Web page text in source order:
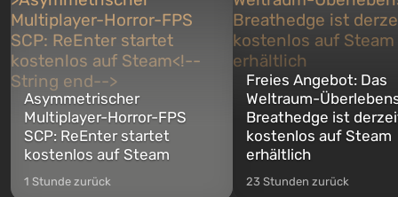
Asymmetrischer
Multiplayer-Horror-FPS
SCP: ReEnter startet
kostenlos auf Steam
1 Stunde zurück
Freies Angebot: Das
Weltraum-
Breathedge ist
kostenlos auf Steam
erhältlich
23 Stunden zurück